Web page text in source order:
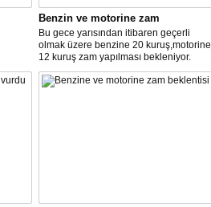
Benzin ve motorine zam
Bu gece yarısından itibaren geçerli
olmak üzere benzine 20 kuruş,motorine
12 kuruş zam yapılması bekleniyor.